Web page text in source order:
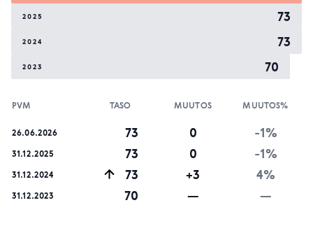
2025 73
2024 73
2023 70
PVM TASO MUUTOS MUUTOS%
26.06.2026 73 0 -1%
31.12.2025 73 0 -1%
31.12.2024 73 +3 4%
31.12.2023 70 — —